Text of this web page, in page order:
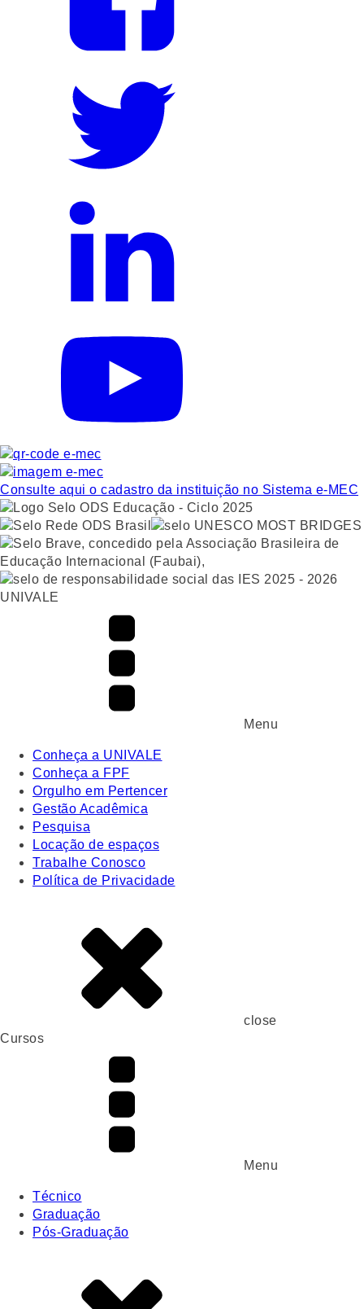
Consulte aqui o cadastro da instituição no Sistema e-MEC
UNIVALE
Menu
Conheça a UNIVALE
Conheça a FPF
Orgulho em Pertencer
Gestão Acadêmica
Pesquisa
Locação de espaços
Trabalhe Conosco
Política de Privacidade
close
Cursos
Menu
Técnico
Graduação
Pós-Graduação